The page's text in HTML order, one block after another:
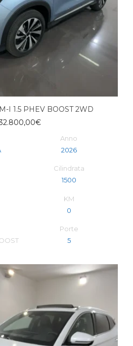
I 1.5 PHEV BOOST 2WD
€
Anno
2026
Cilindrata
1500
KM
0
Porte
5